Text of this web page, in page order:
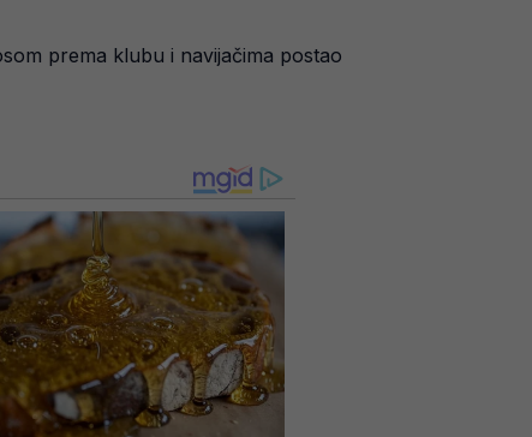
prema klubu i navijačima postao